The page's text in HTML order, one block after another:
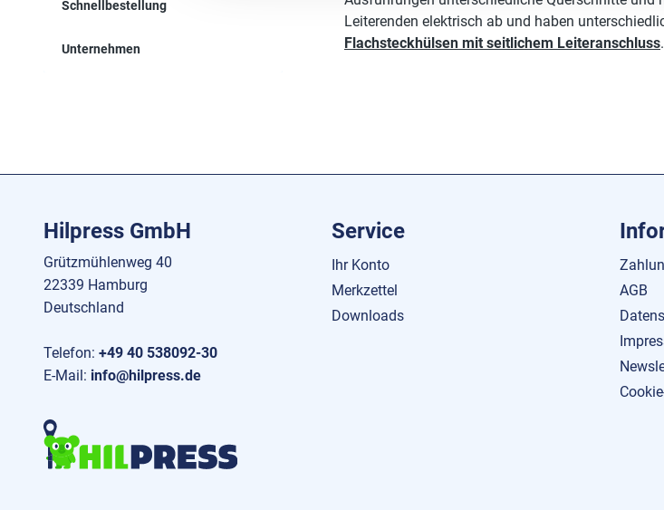
Schnellbestellung
Unternehmen
Leiterenden elektrisch ab und haben
Flachsteckhülsen mit seitlichem Leiteranschluss.
Hilpress GmbH
Grützmühlenweg 40
22339 Hamburg
Deutschland
Telefon: +49 40 538092-30
E-Mail: info@hilpress.de
Service
Ihr Konto
Merkzettel
Downloads
AGB